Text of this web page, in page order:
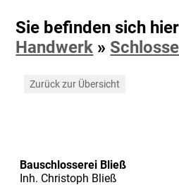
Sie befinden sich
Handwerk »
Zurück zur Übersicht
Bauschlosserei Bließ
Inh. Christoph Bließ